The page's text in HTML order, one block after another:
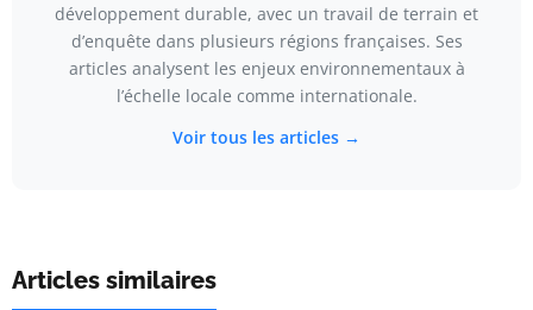
développement durable, avec un travail de terrain et
d’enquête dans plusieurs régions françaises. Ses
articles analysent les enjeux environnementaux à
l’échelle locale comme internationale.
Voir tous les articles →
Articles similaires